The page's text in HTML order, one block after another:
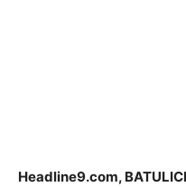
Headline9.com,